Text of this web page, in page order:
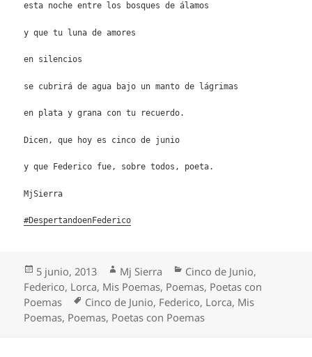
esta noche entre los bosques de álamos
y que tu luna de amores
en silencios
se cubrirá de agua bajo un manto de lágrimas
en plata y grana con tu recuerdo.
Dicen, que hoy es cinco de junio
y que Federico fue, sobre todos, poeta.
MjSierra
#DespertandoenFederico
Publicado
el
5 junio, 2013 Autor
Mj Sierra Categorías
Cinco de Junio,
Federico, Lorca, Mis Poemas, Poemas, Poetas con
Poemas
Etiquetas
Cinco de Junio, Federico, Lorca, Mis
Poemas, Poemas, Poetas con Poemas